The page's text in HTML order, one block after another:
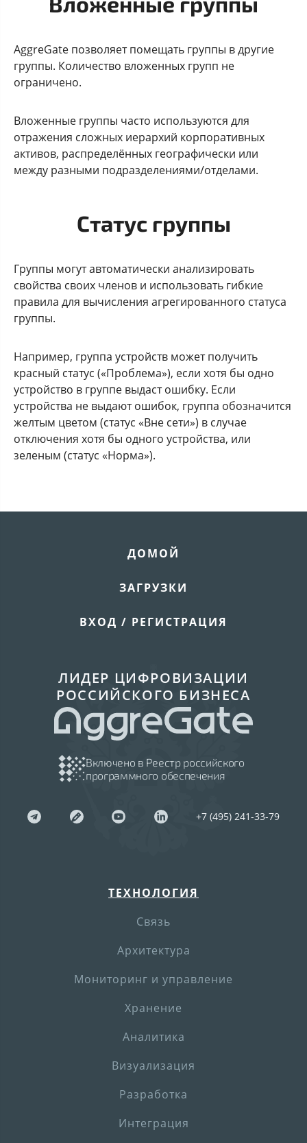
AggreGate позволяет помещать группы в другие
группы. Количество вложенных групп не
ограничено.
Вложенные группы часто используются для
отражения сложных иерархий корпоративных
активов, распределённых географически или
между разными подразделениями/отделами.
Статус группы
Группы могут автоматически анализировать
свойства своих членов и использовать гибкие
правила для вычисления агрегированного статуса
группы.
Например, группа устройств может получить
красный статус («Проблема»), если хотя бы одно
устройство в группе выдаст ошибку. Если
устройства не выдают ошибок, группа обозначится
желтым цветом (статус «Вне сети») в случае
отключения хотя бы одного устройства, или
зеленым (статус «Норма»).
ЛИДЕР ЦИФРОВИЗАЦИИ
РОССИЙСКОГО БИЗНЕСА
Включено в Реестр российского
программного обеспечения
+7 (495) 241-33-79
ТЕХНОЛОГИЯ
Связь
Архитектура
Мониторинг и управление
Хранение
Аналитика
Визуализация
Разработка
Интеграция
ДОМОЙ
ЗАГРУЗКИ
ВХОД / РЕГИСТРАЦИЯ